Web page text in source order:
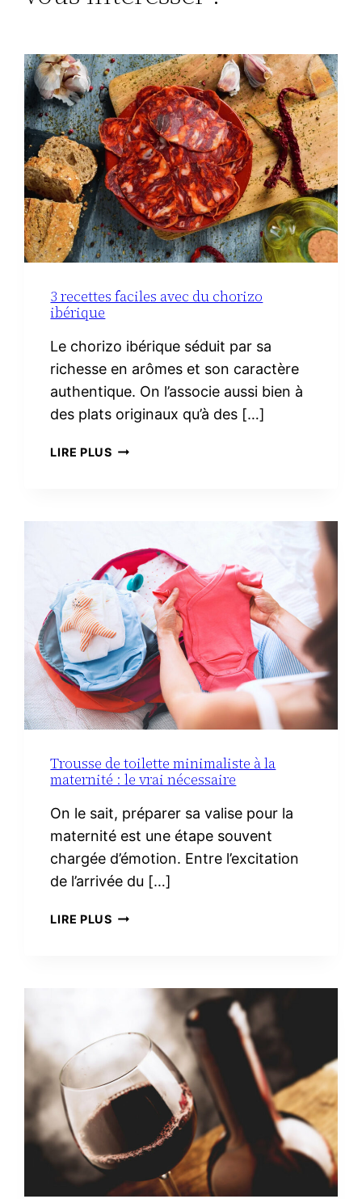
3 recettes faciles avec du chorizo
ibérique
Le chorizo ibérique séduit par sa
richesse en arômes et son caractère
authentique. On l’associe aussi bien à
des plats originaux qu’à des […]
LIRE PLUS3
IBÉRIQUE
Trousse de toilette minimaliste à la
maternité : le vrai nécessaire
On le sait, préparer sa valise pour la
maternité est une étape souvent
chargée d’émotion. Entre l’excitation
de l’arrivée du […]
LIRE PLUSTROUSSE
MATERNITÉ :
VRAI
NÉCESSAIRE